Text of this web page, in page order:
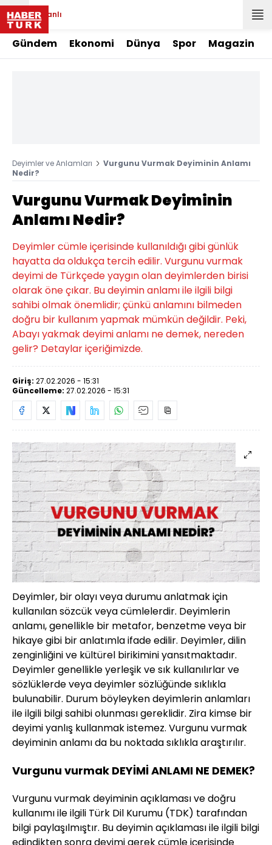
Canlı
Gündem Ekonomi Dünya Spor Magazin
Deyimler ve Anlamları
Vurgunu Vurmak Deyiminin Anlamı
Nedir?
Vurgunu Vurmak Deyiminin
Anlamı Nedir?
Deyimler cümle içerisinde kullanıldığı gibi günlük
hayatta da oldukça tercih edilir. Vurgunu vurmak
deyimi de Türkçede yaygın olan deyimlerden birisi
olarak öne çıkar. Bu deyimin anlamı ile ilgili bilgi
sahibi olmak önemlidir; çünkü anlamını bilmeden
doğru bir kullanım yapmak mümkün değildir. Peki,
Abayı yakmak deyimi anlamı ne demek, nereden
gelir? Detaylar içeriğimizde.
Giriş: 27.02.2026 - 15:31
Güncelleme: 27.02.2026 - 15:31
Deyimler, bir olayı veya durumu anlatmak için
kullanılan sözcük veya cümlelerdir. Deyimlerin
anlamı, genellikle bir metafor, benzetme veya bir
hikaye gibi bir anlatımla ifade edilir. Deyimler, dilin
zenginliğini ve kültürel birikimini yansıtmaktadır.
Deyimler genellikle yerleşik ve sık kullanılırlar ve
sözlüklerde veya deyimler sözlüğünde sıklıkla
bulunabilir. Durum böyleyken deyimlerin anlamları
ile ilgili bilgi sahibi olunması gereklidir. Zira kimse bir
deyimi yanlış kullanmak istemez. Vurgunu vurmak
deyiminin anlamı da bu noktada sıklıkla araştırılır.
Vurgunu vurmak DEYİMİ ANLAMI NE DEMEK?
Vurgunu vurmak deyiminin açıklaması ve doğru
kullanımı ile ilgili Türk Dil Kurumu (TDK) tarafından
bilgi paylaşılmıştır. Bu deyimin açıklaması ile ilgili bilgi
edindikten sonra deyimi gerek cümle içerisinde